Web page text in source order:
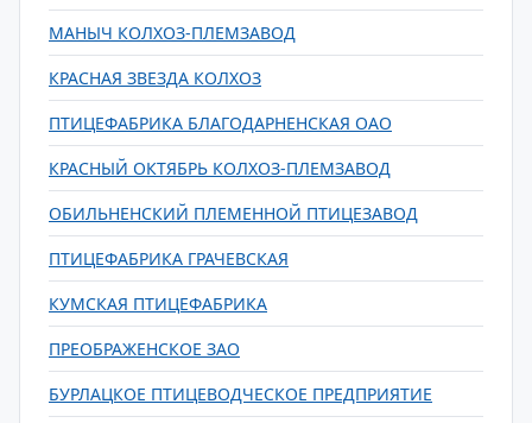
МАНЫЧ КОЛХОЗ-ПЛЕМЗАВОД
КРАСНАЯ ЗВЕЗДА КОЛХОЗ
ПТИЦЕФАБРИКА БЛАГОДАРНЕНСКАЯ ОАО
КРАСНЫЙ ОКТЯБРЬ КОЛХОЗ-ПЛЕМЗАВОД
ОБИЛЬНЕНСКИЙ ПЛЕМЕННОЙ ПТИЦЕЗАВОД
ПТИЦЕФАБРИКА ГРАЧЕВСКАЯ
КУМСКАЯ ПТИЦЕФАБРИКА
ПРЕОБРАЖЕНСКОЕ ЗАО
БУРЛАЦКОЕ ПТИЦЕВОДЧЕСКОЕ ПРЕДПРИЯТИЕ